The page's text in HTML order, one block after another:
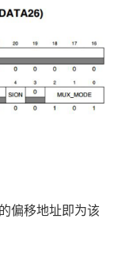
偏移地址即为该